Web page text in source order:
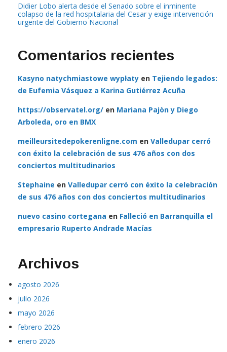
Didier Lobo alerta desde el Senado sobre el inminente
colapso de la red hospitalaria del Cesar y exige intervención
urgente del Gobierno Nacional
Comentarios recientes
Kasyno natychmiastowe wypłaty en Tejiendo legados:
de Eufemia Vásquez a Karina Gutiérrez Acuña
https://observatel.org/ en Mariana Pajòn y Diego
Arboleda, oro en BMX
meilleursitedepokerenligne.com en Valledupar cerró
con éxito la celebración de sus 476 años con dos
conciertos multitudinarios
Stephaine en Valledupar cerró con éxito la celebración
de sus 476 años con dos conciertos multitudinarios
nuevo casino cortegana en Falleció en Barranquilla el
empresario Ruperto Andrade Macías
Archivos
agosto 2026
julio 2026
mayo 2026
febrero 2026
enero 2026